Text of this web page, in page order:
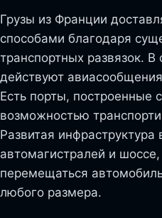
Грузы из Франции
способами благодаря
транспортных развязок. В
действуют
Есть порты, построенные
возможностью
Развитая инфраструктура
автомагистралей и
перемещаться
любого размера.